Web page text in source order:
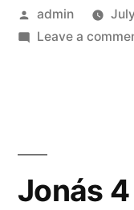
Posted
by
admin
Leave a
Jonás 4